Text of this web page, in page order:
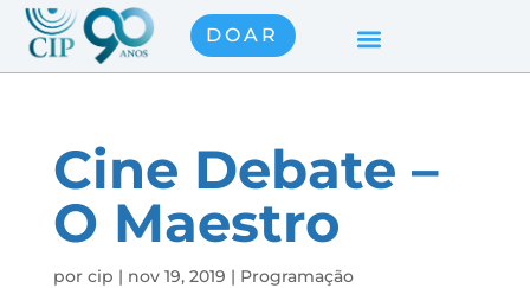
DOAR
Cine Debate –
O Maestro
por cip | nov 19, 2019 | Programação